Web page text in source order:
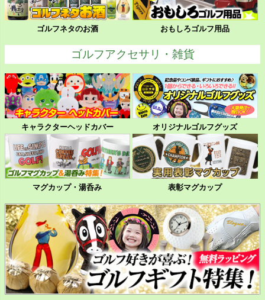
ゴルフネタのお酒 おもしろゴルフ用品
ゴルフアクセサリ・雑貨
キャラクターヘッドカバー オリジナルゴルフグッズ
マグカップ・湯呑み 表彰マグカップ